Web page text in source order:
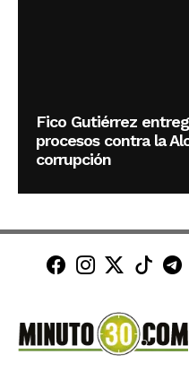
Fico Gutiérrez
procesos contra la
corrupción
Minuto30 en
Minuto30